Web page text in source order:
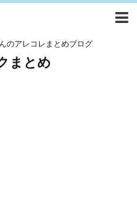
のアレコレまとめブログ
まとめ